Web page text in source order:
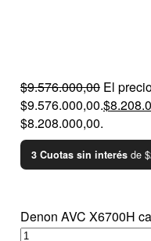
$9.576.000,00 El
$9.576.000,00.$
$8.208.000,00.
3 Cuotas sin interésde
Denon AVC X6700H